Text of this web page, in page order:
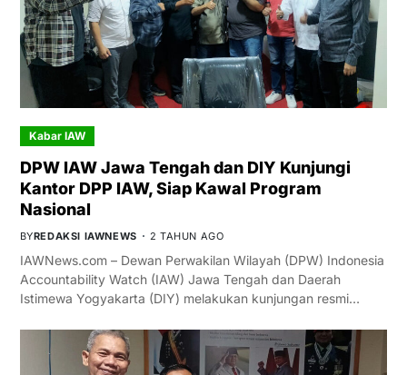
Kabar IAW
DPW IAW Jawa Tengah dan DIY Kunjungi
Kantor DPP IAW, Siap Kawal Program
Nasional
BYREDAKSI IAWNEWS 2 TAHUN AGO
IAWNews.com – Dewan Perwakilan Wilayah (DPW) Indonesia
Accountability Watch (IAW) Jawa Tengah dan Daerah
Istimewa Yogyakarta (DIY) melakukan kunjungan resmi…